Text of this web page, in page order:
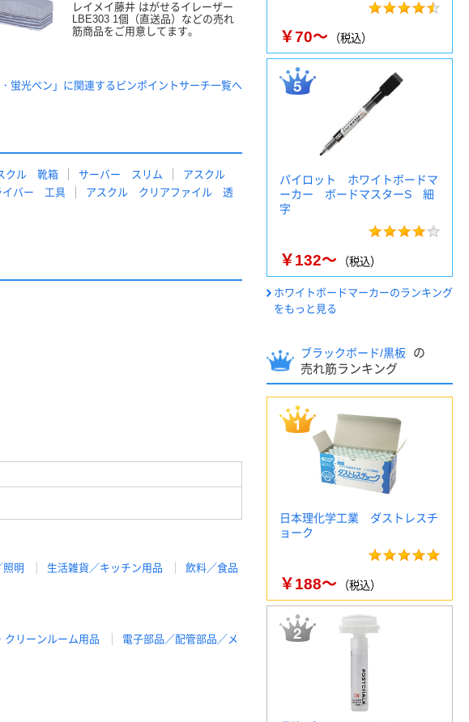
レイメイ藤井 はがせるイレーザー
LBE303 1個（直送品）などの売れ
筋商品をご用意してます。
・蛍光ペン」に関連するピンポイントサーチ一覧へ
クル 靴箱 サーバー スリム
アスクル
バー 工具
アスクル クリアファイル 透
明 生活雑貨／キッチン用品
飲料／食品
クリーンルーム用品
電子部品／配管部品／メ
￥70～ （税込）
パイロット ホワイトボードマ
ーカー ボードマスターS 細
字
￥132～ （税込）
ホワイトボードマーカーのランキング
をもっと見る
ブラックボード/黒板
の
売れ筋ランキング
日本理化学工業 ダストレスチ
ョーク
￥188～ （税込）